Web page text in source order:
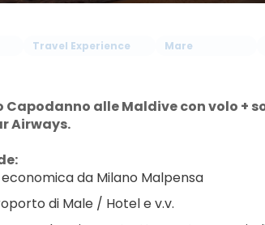
Travel Experience Mare
Capodanno alle Maldive con volo +
Airways.
da Milano Malpensa
di Male / Hotel e v.v.